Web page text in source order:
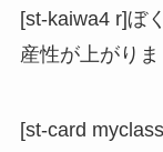
[st-kaiwa4 r]ぼ
産性が上がり
[st-card